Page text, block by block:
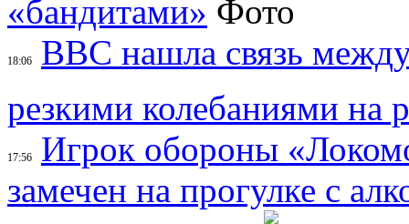
«бандитами»
18:06
BBC нашла связь
резкими колебаниями на
17:56
Игрок обороны
замечен на прогулке с